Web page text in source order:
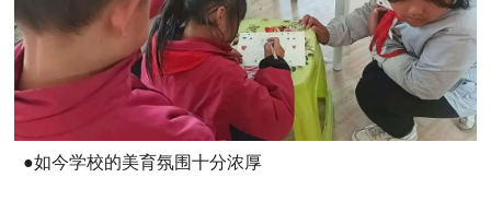
●如今学校的美育氛围十分浓厚